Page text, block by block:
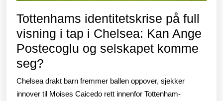
Tottenhams identitetskrise på full
visning i tap i Chelsea: Kan Ange
Postecoglu og selskapet komme
seg?
identitetskrise
på
Chelsea drakt barn fremmer ballen oppover, sjekker
innover til Moises Caicedo rett innenfor Tottenham-